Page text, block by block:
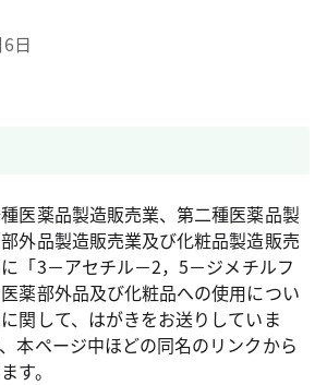
日
医薬品製造販売業、第二種医薬品製
外品製造販売業及び化粧品製造販売
「3－アセチル－2，5－ジメチルフ
薬部外品及び化粧品への使用につい
関して、はがきをお送りしていま
本ページ中ほどの同名のリンクから
す。